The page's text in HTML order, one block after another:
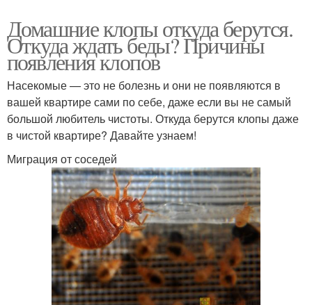
Домашние клопы откуда берутся.
Откуда ждать беды? Причины
появления клопов
Насекомые — это не болезнь и они не появляются в
вашей квартире сами по себе, даже если вы не самый
большой любитель чистоты. Откуда берутся клопы даже
в чистой квартире? Давайте узнаем!
Миграция от соседей